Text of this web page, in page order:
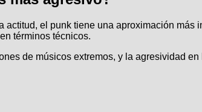
actitud, el punk tiene una aproximación
términos técnicos.
de músicos extremos, y la agresividad